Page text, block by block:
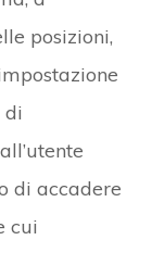
posizioni,
di
di accadere
cui